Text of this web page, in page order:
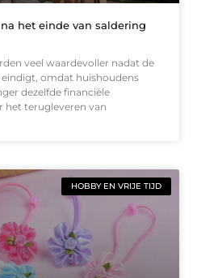
het einde van saldering
veel waardevoller nadat de
omdat huishoudens
dezelfde financiële
het terugleveren van
HOBBY EN VRIJE TIJD